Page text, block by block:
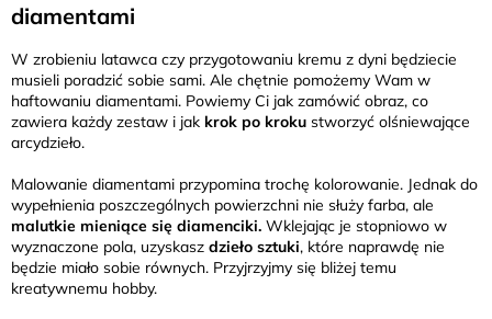
diamentami
W zrobieniu latawca czy przygotowaniu kremu z dyni będziecie
musieli poradzić sobie sami. Ale chętnie pomożemy Wam w
haftowaniu diamentami. Powiemy Ci jak zamówić obraz, co
zawiera każdy zestaw i jak krok po kroku stworzyć olśniewające
arcydzieło.
Malowanie diamentami przypomina trochę kolorowanie. Jednak do
wypełnienia poszczególnych powierzchni nie służy farba, ale
malutkie mieniące się diamenciki. Wklejając je stopniowo w
wyznaczone pola, uzyskasz dzieło sztuki, które naprawdę nie
będzie miało sobie równych. Przyjrzyjmy się bliżej temu
kreatywnemu hobby.